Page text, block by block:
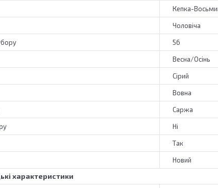
Кепка-
Чоловіча
56
Весна/Осінь
Сірий
Вовна
Саржа
Ні
Так
Новий
характеристики